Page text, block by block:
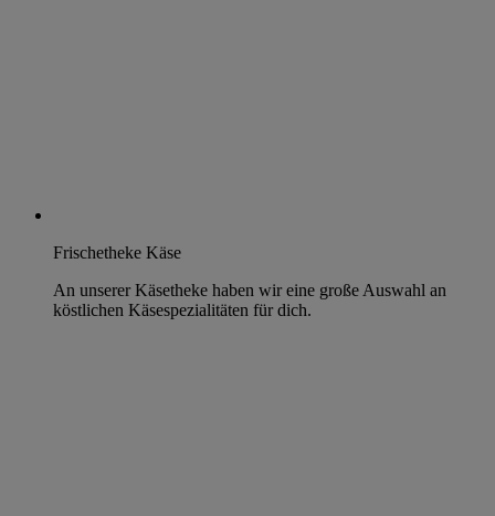
Frischetheke Käse
An unserer Käsetheke haben wir eine große Auswahl an
köstlichen Käsespezialitäten für dich.